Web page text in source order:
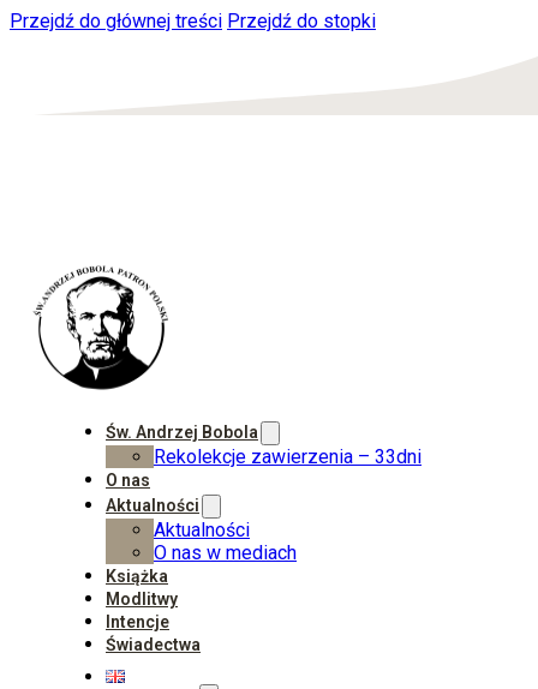
Przejdź do głównej treści Przejdź do stopki
Św. Andrzej Bobola
Rekolekcje zawierzenia – 33dni
O nas
Aktualności
Aktualności
O nas w mediach
Książka
Modlitwy
Intencje
Świadectwa